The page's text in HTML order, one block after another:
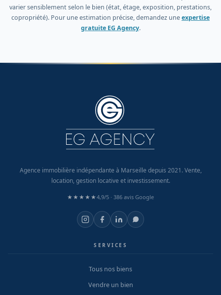
varier sensiblement selon le bien (état, étage, exposition, prestations,
copropriété). Pour une estimation précise, demandez uneexpertise
gratuite EG Agency.
Agence immobilière indépendante à Marseille depuis 2021. Vente,
location, gestion locative et investissement.
★★★★★4,9/5 · 386 avis Google
SERVICES
Tous nos biens
Vendre un bien